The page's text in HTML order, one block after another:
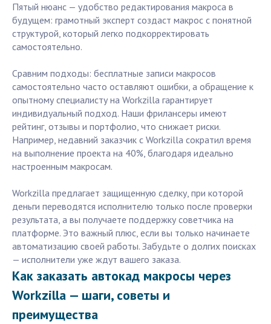
Пятый нюанс — удобство редактирования макроса в
будущем: грамотный эксперт создаст макрос с понятной
структурой, который легко подкорректировать
самостоятельно.
Сравним подходы: бесплатные записи макросов
самостоятельно часто оставляют ошибки, а обращение к
опытному специалисту на Workzilla гарантирует
индивидуальный подход. Наши фрилансеры имеют
рейтинг, отзывы и портфолио, что снижает риски.
Например, недавний заказчик с Workzilla сократил время
на выполнение проекта на 40%, благодаря идеально
настроенным макросам.
Workzilla предлагает защищенную сделку, при которой
деньги переводятся исполнителю только после проверки
результата, а вы получаете поддержку советчика на
платформе. Это важный плюс, если вы только начинаете
автоматизацию своей работы. Забудьте о долгих поисках
— исполнители уже ждут вашего заказа.
Как заказать автокад макросы через
Workzilla — шаги, советы и
преимущества